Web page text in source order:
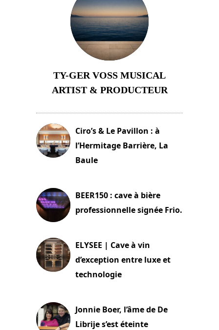
TY-GER VOSS MUSICAL
ARTIST & PRODUCTEUR
Ciro’s & Le Pavillon : à
l’Hermitage Barrière, La
Baule
BEER150 : cave à bière
professionnelle signée Frio.
ELYSEE | Cave à vin
d’exception entre luxe et
technologie
Jonnie Boer, l’âme de De
Librije s’est éteinte